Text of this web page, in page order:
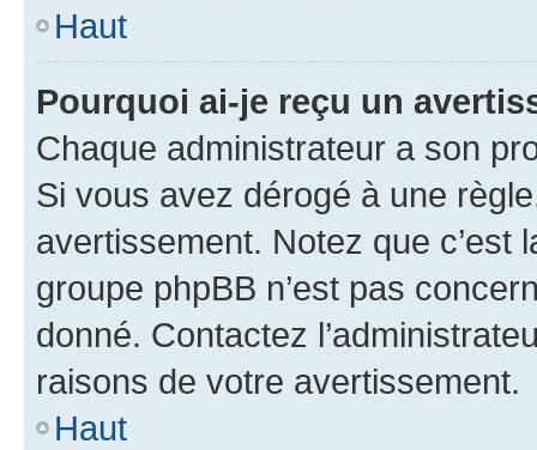
Haut
Pourquoi ai-je reçu un
Chaque administrateur a son
Si vous avez dérogé à une
avertissement. Notez que c’est
groupe phpBB n’est pas
donné. Contactez
raisons de votre avertissement.
Haut